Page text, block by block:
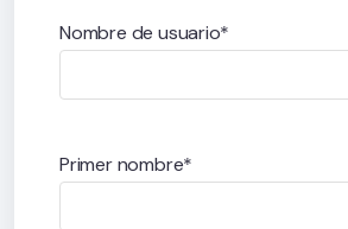
Nombre de usuario*
Primer nombre*